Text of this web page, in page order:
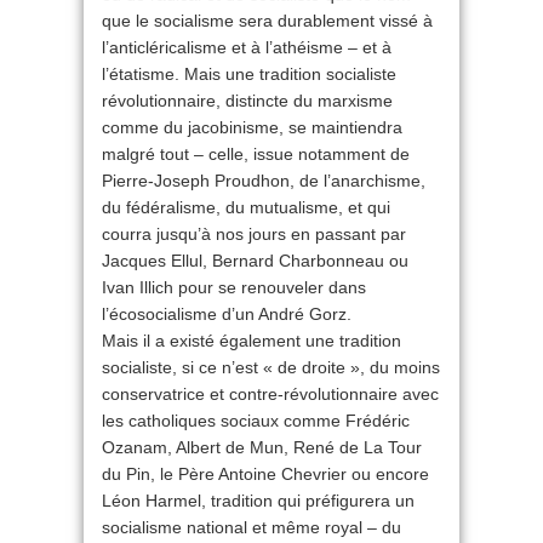
que le socialisme sera durablement vissé à
l’anticléricalisme et à l’athéisme – et à
l’étatisme. Mais une tradition socialiste
révolutionnaire, distincte du marxisme
comme du jacobinisme, se maintiendra
malgré tout – celle, issue notamment de
Pierre-Joseph Proudhon, de l’anarchisme,
du fédéralisme, du mutualisme, et qui
courra jusqu’à nos jours en passant par
Jacques Ellul, Bernard Charbonneau ou
Ivan Illich pour se renouveler dans
l’écosocialisme d’un André Gorz.
Mais il a existé également une tradition
socialiste, si ce n’est « de droite », du moins
conservatrice et contre-révolutionnaire avec
les catholiques sociaux comme Frédéric
Ozanam, Albert de Mun, René de La Tour
du Pin, le Père Antoine Chevrier ou encore
Léon Harmel, tradition qui préfigurera un
socialisme national et même royal – du